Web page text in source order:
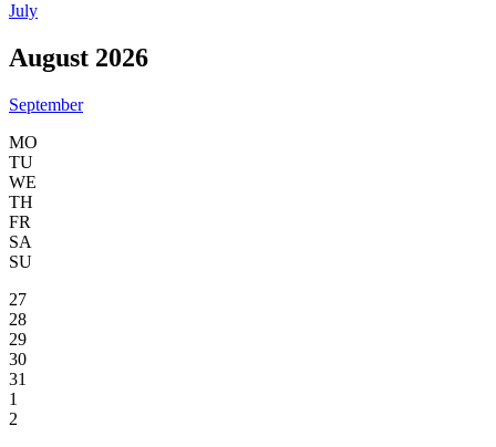
July
August 2026
September
MO
TU
WE
TH
FR
SA
SU
27
28
29
30
31
1
2